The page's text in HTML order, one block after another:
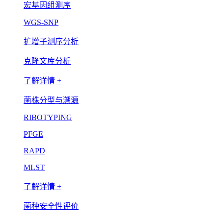
宏基因组测序
WGS-SNP
扩增子测序分析
克隆文库分析
了解详情 +
菌株分型与溯源
RIBOTYPING
PFGE
RAPD
MLST
了解详情 +
菌种安全性评价